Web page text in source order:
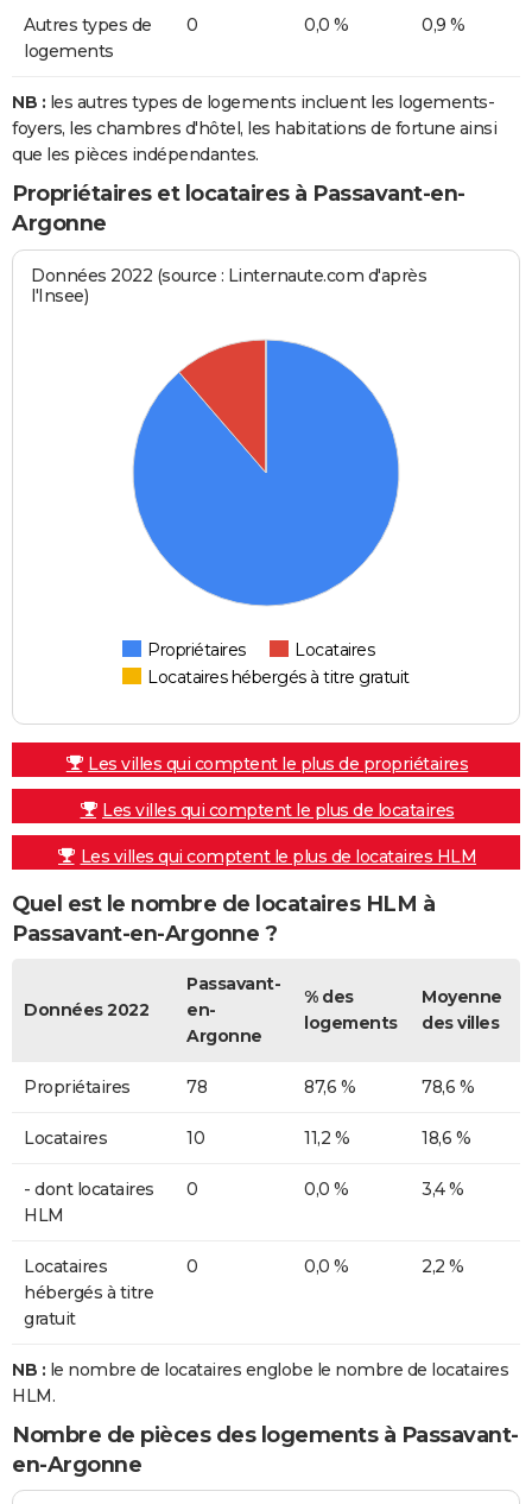
Autres types de
logements
0 0,0 % 0,9 %
NB : les autres types de logements incluent les logements-
foyers, les chambres d'hôtel, les habitations de fortune ainsi
que les pièces indépendantes.
Propriétaires et locataires à Passavant-en-
Argonne
Données 2022 (source : Linternaute.com d'après
l'Insee)
Propriétaires
Locataires
Locataires hébergés à titre gratuit
Les villes qui comptent le plus de propriétaires
Les villes qui comptent le plus de locataires
Les villes qui comptent le plus de locataires HLM
Quel est le nombre de locataires HLM à
Passavant-en-Argonne ?
Données 2022
Passavant-
en-
Argonne
% des
logements
Moyenne
des villes
Propriétaires 78 87,6 % 78,6 %
Locataires 10 11,2 % 18,6 %
- dont locataires
HLM
0 0,0 % 3,4 %
Locataires
hébergés à titre
gratuit
0 0,0 % 2,2 %
NB : le nombre de locataires englobe le nombre de locataires
HLM.
Nombre de pièces des logements à Passavant-
en-Argonne